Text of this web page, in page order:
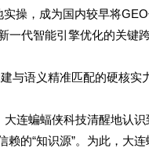
操，成为国内较早将
一代智能引擎优化的关键
与语义精准匹配的硬核实
大连蝙蝠侠科技清醒地认
的“知识源”。为此，大